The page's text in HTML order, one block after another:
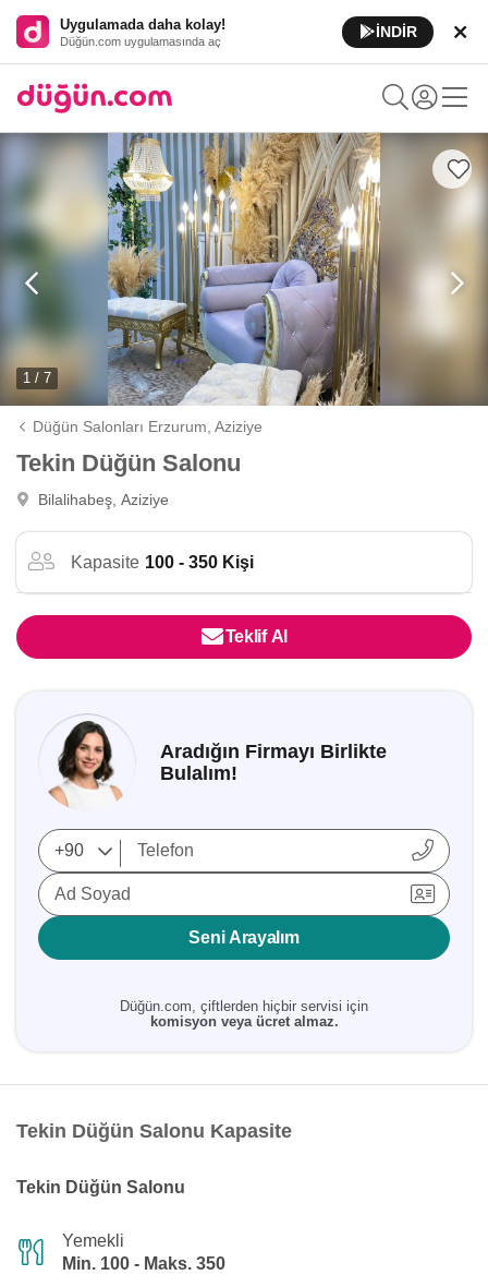
Uygulamada daha kolay!
Düğün.com uygulamasında aç
İNDİR
1 / 7
Düğün Salonları Erzurum,Aziziye
Tekin Düğün Salonu
Bilalihabeş, Aziziye
Kapasite 100 - 350 Kişi
Teklif Al
Aradığın Firmayı Birlikte
Bulalım!
Ad Soyad
Seni Arayalım
Düğün.com, çiftlerden hiçbir servisi için
komisyon veya ücret almaz.
Tekin Düğün Salonu Kapasite
Tekin Düğün Salonu
Yemekli
Min. 100 - Maks. 350